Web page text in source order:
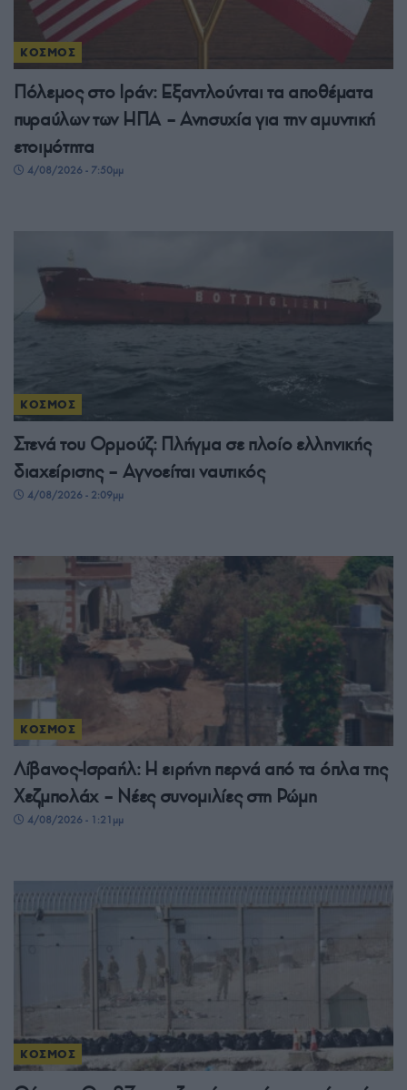
ΚΟΣΜΟΣ
Πόλεμος στο Ιράν: Εξαντλούνται τα αποθέματα
πυραύλων των ΗΠΑ – Ανησυχία για την αμυντική
ετοιμότητα
4/08/2026 - 7:50μμ
ΚΟΣΜΟΣ
Στενά του Ορμούζ: Πλήγμα σε πλοίο ελληνικής
διαχείρισης – Αγνοείται ναυτικός
4/08/2026 - 2:09μμ
ΚΟΣΜΟΣ
Λίβανος-Ισραήλ: Η ειρήνη περνά από τα όπλα της
Χεζμπολάχ – Νέες συνομιλίες στη Ρώμη
4/08/2026 - 1:21μμ
ΚΟΣΜΟΣ